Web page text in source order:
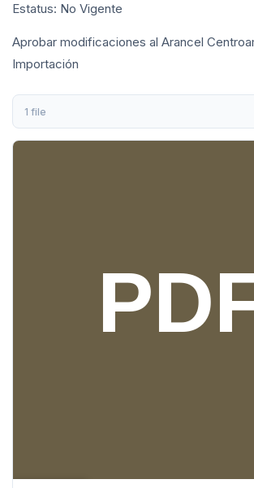
Estatus: No Vigente
Aprobar modificaciones al Arancel
Importación
1 file